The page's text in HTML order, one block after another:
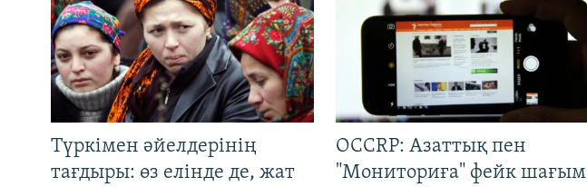
Түркімен әйелдерінің
тағдыры: өз елінде де, жат
OCCRP: Азаттық пен
"Мониториға" фейк шағым